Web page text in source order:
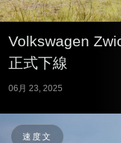
Volkswagen
正式下線
06月 23, 2025
速度文